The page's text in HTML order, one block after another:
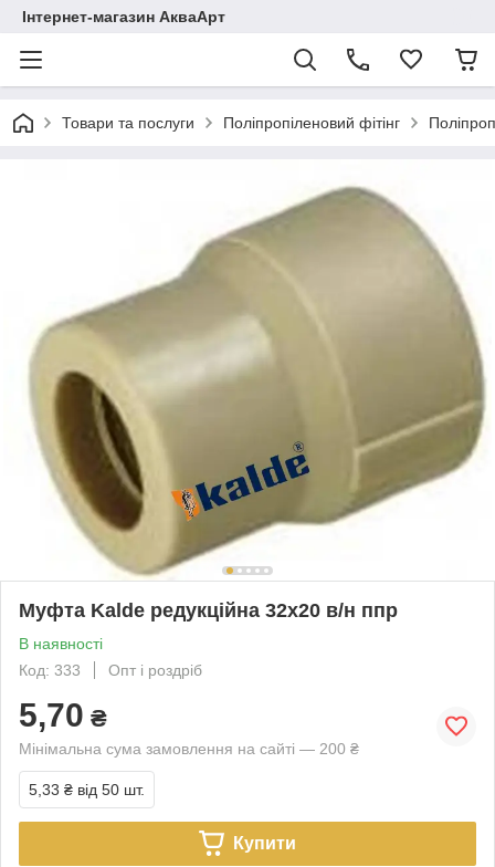
Інтернет-магазин АкваАрт
Товари та послуги Поліпропіленовий фітінг
Муфта Kalde редукційна 32х20 в/н ппр
В наявності
Код: 333
Опт і роздріб
5,70 ₴
Мінімальна сума замовлення на сайті — 200 ₴
5,33 ₴ від 50 шт.
Купити